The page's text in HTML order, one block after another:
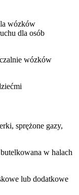
wózków
dla osób
wózków
sprężone gazy,
w halach
lub dodatkowe